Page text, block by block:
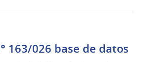
163/026 base de datos